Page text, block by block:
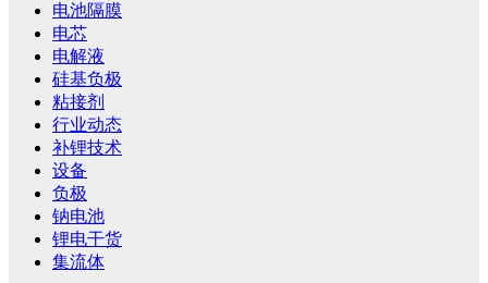
电池隔膜
电芯
电解液
硅基负极
粘接剂
行业动态
补锂技术
设备
负极
钠电池
锂电干货
集流体